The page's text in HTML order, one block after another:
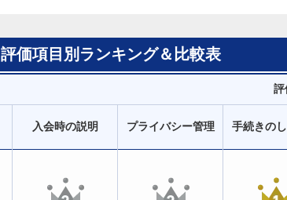
評価項目別ランキング＆比較表
評
入会時の説明 プライバシー管理 手続きの